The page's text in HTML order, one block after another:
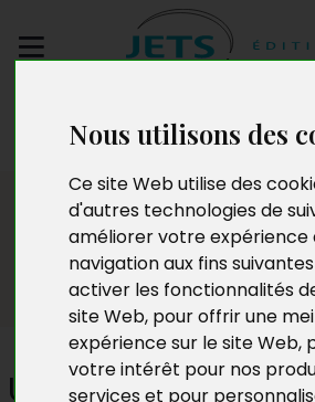
Nous utilisons des
Ce site Web utilise des
d'autres technologies de
améliorer votre expérience
navigation aux fins suivantes
activer les fonctionnalités
site Web, pour offrir une
expérience sur le site Web,
votre intérêt pour nos
services et pour
manuscrit
Presse
Une mouche dans